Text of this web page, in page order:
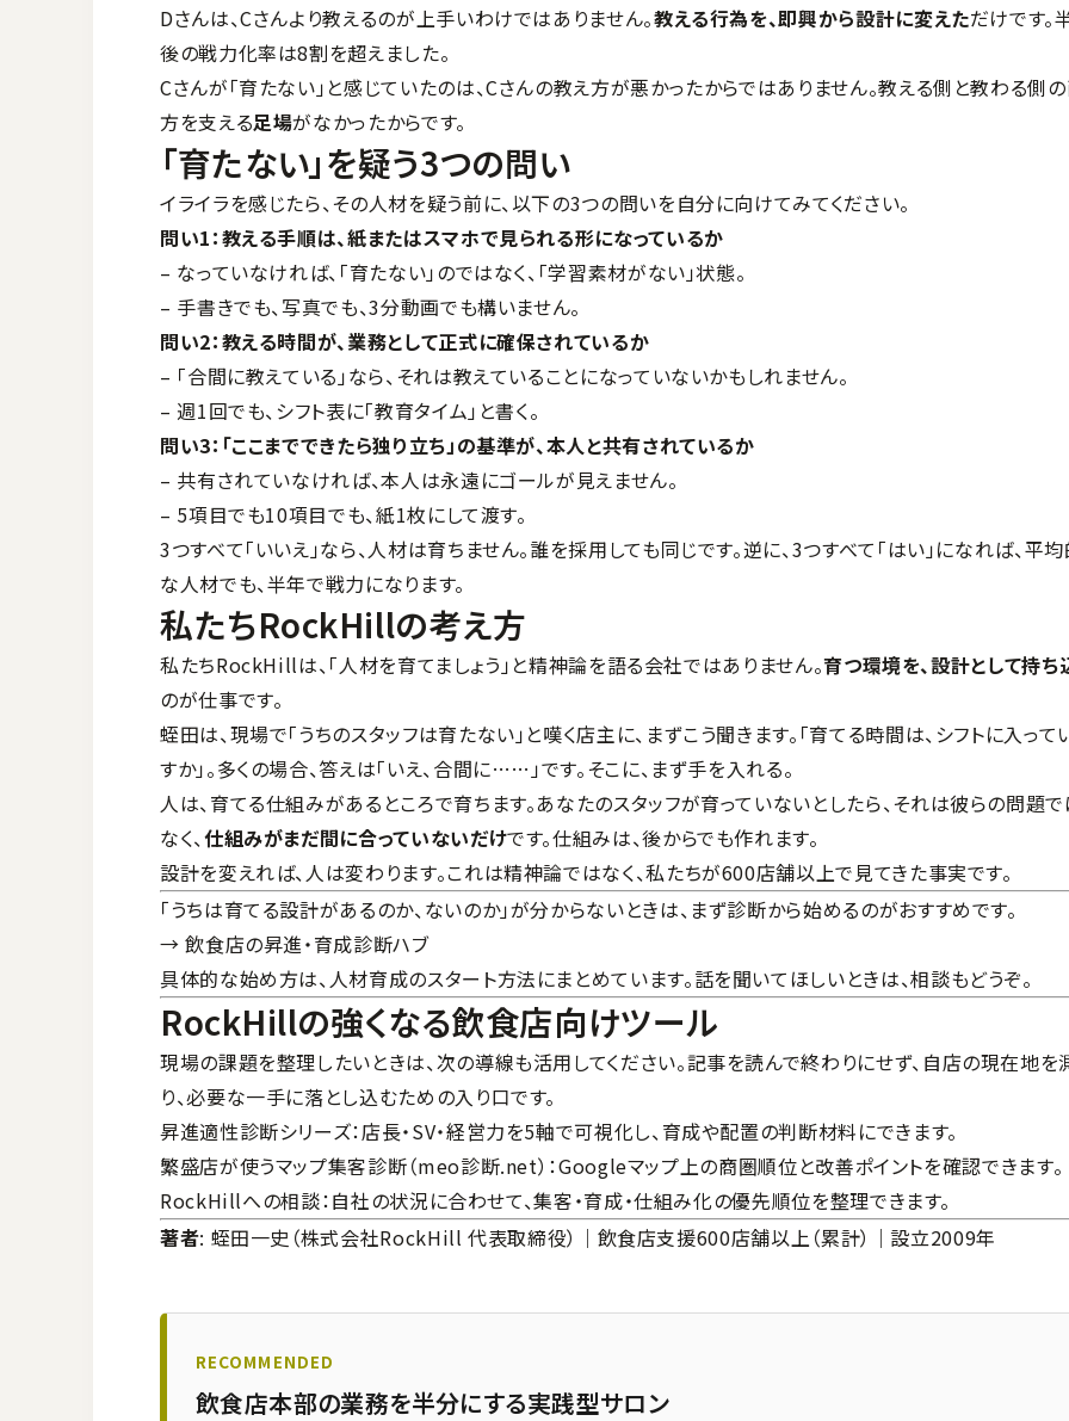
Dさんは、Cさんより教えるのが上手いわけではありません。教える行為を、即興から設計に変えただけです。
後の戦力化率は8割を超えました。
Cさんが「育たない」と感じていたのは、Cさんの教え方が悪かったからではありません。教える側と教わる側
方を支える足場がなかったからです。
「育たない」を疑う3つの問い
イライラを感じたら、その人材を疑う前に、以下の3つの問いを自分に向けてみてください。
問い1：教える手順は、紙またはスマホで見られる形になっているか
– なっていなければ、「育たない」のではなく、「学習素材がない」状態。
– 手書きでも、写真でも、3分動画でも構いません。
問い2：教える時間が、業務として正式に確保されているか
– 「合間に教えている」なら、それは教えていることになっていないかもしれません。
– 週1回でも、シフト表に「教育タイム」と書く。
問い3：「ここまでできたら独り立ち」の基準が、本人と共有されているか
– 共有されていなければ、本人は永遠にゴールが見えません。
– 5項目でも10項目でも、紙1枚にして渡す。
3つすべて「いいえ」なら、人材は育ちません。誰を採用しても同じです。逆に、3つすべて「はい」になれば、平
な人材でも、半年で戦力になります。
私たちRockHillの考え方
私たちRockHillは、「人材を育てましょう」と精神論を語る会社ではありません。育つ環境を、設計として持ち
のが仕事です。
蛭田は、現場で「うちのスタッフは育たない」と嘆く店主に、まずこう聞きます。「育てる時間は、シフトに入って
すか」。多くの場合、答えは「いえ、合間に……」です。そこに、まず手を入れる。
人は、育てる仕組みがあるところで育ちます。あなたのスタッフが育っていないとしたら、それは彼らの問題
なく、仕組みがまだ間に合っていないだけです。仕組みは、後からでも作れます。
設計を変えれば、人は変わります。これは精神論ではなく、私たちが600店舗以上で見てきた事実です。
「うちは育てる設計があるのか、ないのか」が分からないときは、まず診断から始めるのがおすすめです。
→飲食店の昇進・育成診断ハブ
具体的な始め方は、人材育成のスタート方法にまとめています。話を聞いてほしいときは、相談もどうぞ。
RockHillの強くなる飲食店向けツール
現場の課題を整理したいときは、次の導線も活用してください。記事を読んで終わりにせず、自店の現在地を
り、必要な一手に落とし込むための入り口です。
昇進適性診断シリーズ：店長・SV・経営力を5軸で可視化し、育成や配置の判断材料にできます。
繁盛店が使うマップ集客診断（meo診断.net） ：Googleマップ上の商圏順位と改善ポイントを確認できます。
RockHillへの相談：自社の状況に合わせて、集客・育成・仕組み化の優先順位を整理できます。
著者: 蛭田一史（株式会社RockHill 代表取締役）｜飲食店支援600店舗以上（累計）｜設立2009年
RECOMMENDED
飲食店本部の業務を半分にする実践型サロン